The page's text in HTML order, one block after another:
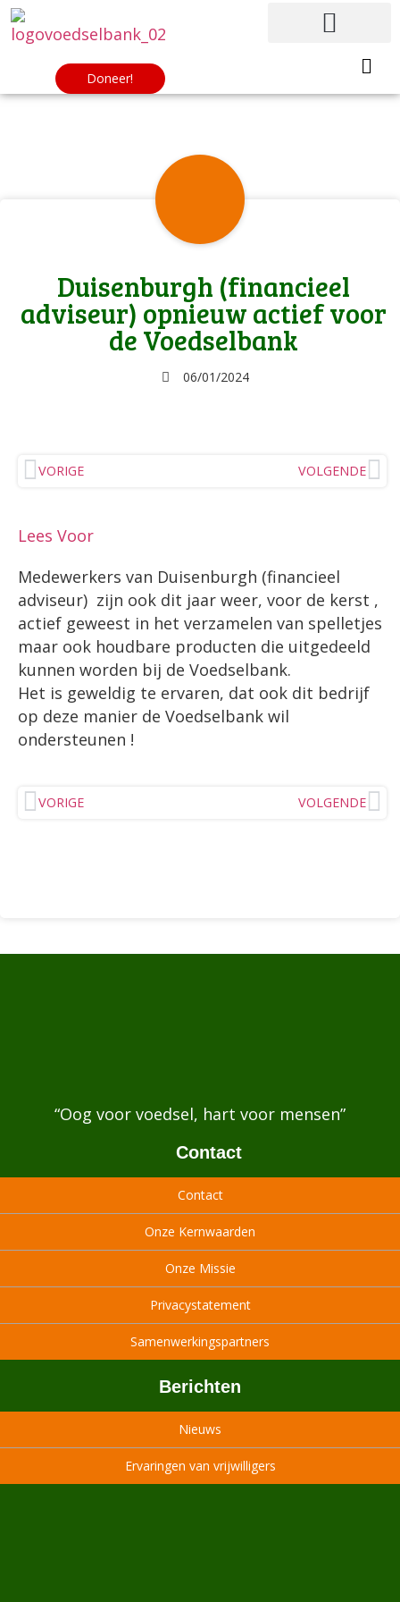
Doneer!
Duisenburgh (financieel
adviseur) opnieuw actief voor
de Voedselbank
06/01/2024
VORIGE VOLGENDE
Lees Voor
Medewerkers van Duisenburgh (financieel
adviseur) zijn ook dit jaar weer, voor de kerst ,
actief geweest in het verzamelen van spelletjes
maar ook houdbare producten die uitgedeeld
kunnen worden bij de Voedselbank.
Het is geweldig te ervaren, dat ook dit bedrijf
op deze manier de Voedselbank wil
ondersteunen !
VORIGE VOLGENDE
“Oog voor voedsel, hart voor mensen”
Contact
Contact
Onze Kernwaarden
Onze Missie
Privacystatement
Samenwerkingspartners
Berichten
Nieuws
Ervaringen van vrijwilligers